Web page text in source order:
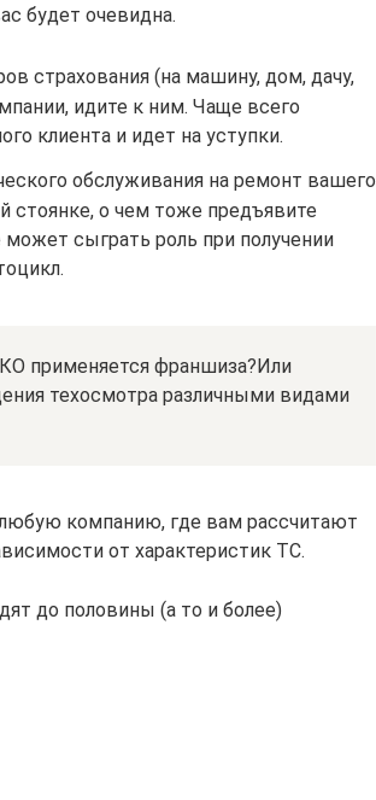
будет очевидна.
страхования (на машину, дом, дачу,
идите к ним. Чаще всего
клиента и идет на уступки.
обслуживания на ремонт вашего
стоянке, о чем тоже предъявите
сыграть роль при получении
применяется франшиза?Или
техосмотра различными видами
компанию, где вам рассчитают
от характеристик ТС.
до половины (а то и более)